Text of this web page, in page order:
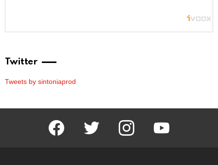
Twitter
Tweets by sintoniaprod
facebook twitter instagram